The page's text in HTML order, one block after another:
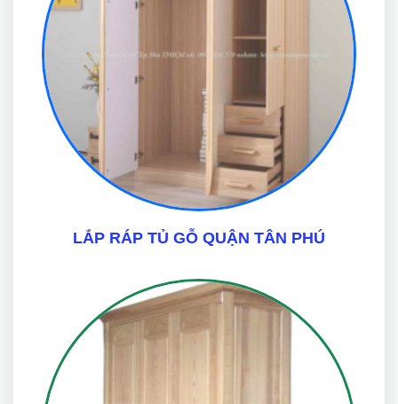
LẮP RÁP TỦ GỖ QUẬN TÂN PHÚ